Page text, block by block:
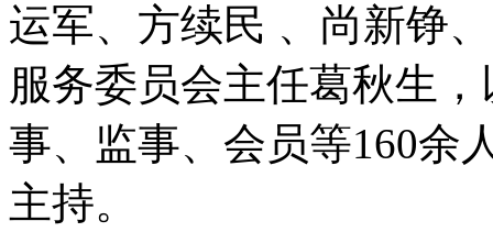
运军、方续民 、尚新铮
服务委员会主任葛秋生
事、监事、会员等160余
主持。